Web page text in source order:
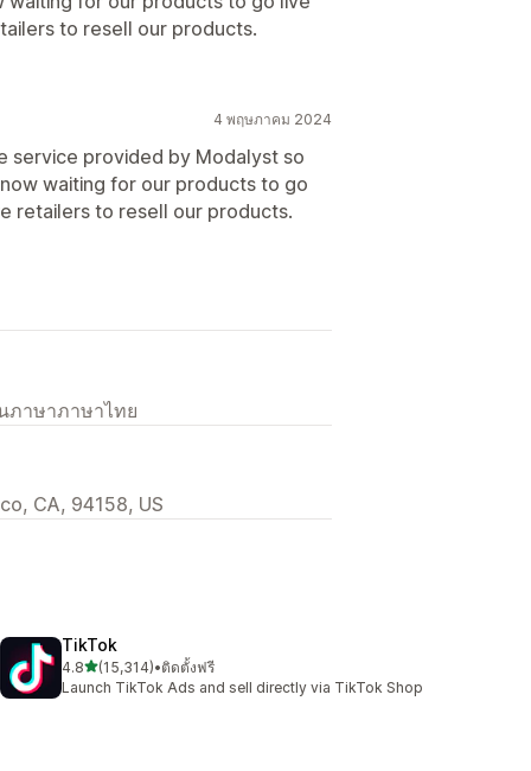
to resell our products.
4 พฤษภาคม 2024
service provided by Modalyst so
waiting for our products to go
retailers to resell our products.
ภาษาภาษาไทย
CA, 94158, US
TikTok
4.8เต็ม 5 ดาว
(15,314)
ทั้งหมด 15314 รีวิว
•ติดตั้งฟรี
Launch TikTok Ads and sell directly via TikTok Shop